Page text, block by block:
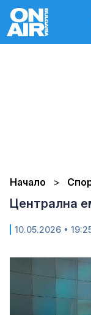
Начало
Централна
10.05.2026 •